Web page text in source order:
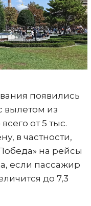
появились
вылетом из
от 5 тыс.
в частности,
на рейсы
если пассажир
до 7,3